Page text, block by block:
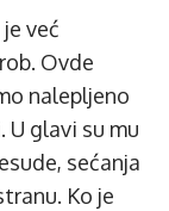
već
Ovde
nalepljeno
glavi su mu
sećanja
Ko je